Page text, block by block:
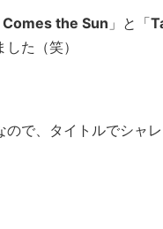
the Sun 」と「
た（笑）
で、タイトルでシャ